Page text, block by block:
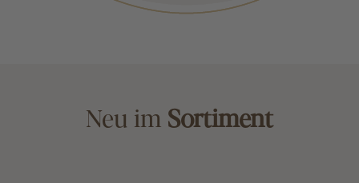
Neu im Sortiment